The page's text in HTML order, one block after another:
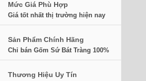
Mức Giá Phù Hợp
Giá tốt nhất thị trường hiện nay
Sản Phẩm Chính Hãng
Chỉ bán Gốm Sứ Bát Tràng 100%
Thương Hiệu Uy Tín